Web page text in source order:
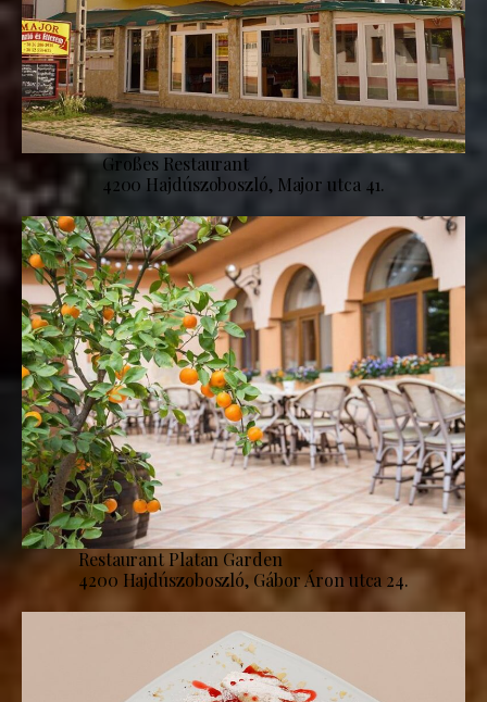
Großes Restaurant
4200 Hajdúszoboszló, Major utca 41.
Restaurant Platan Garden
4200 Hajdúszoboszló, Gábor Áron utca 24.